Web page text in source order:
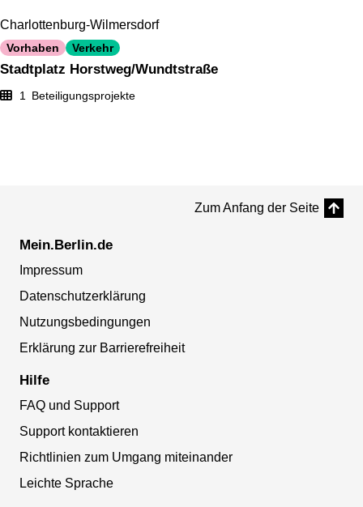
Charlottenburg-Wilmersdorf
Vorhaben Verkehr
Stadtplatz Horstweg/Wundtstraße
1 Beteiligungsprojekte
Zum Anfang der Seite
Mein.Berlin.de
Impressum
Datenschutzerklärung
Nutzungsbedingungen
Erklärung zur Barrierefreiheit
Hilfe
FAQ und Support
Support kontaktieren
Richtlinien zum Umgang miteinander
Leichte Sprache